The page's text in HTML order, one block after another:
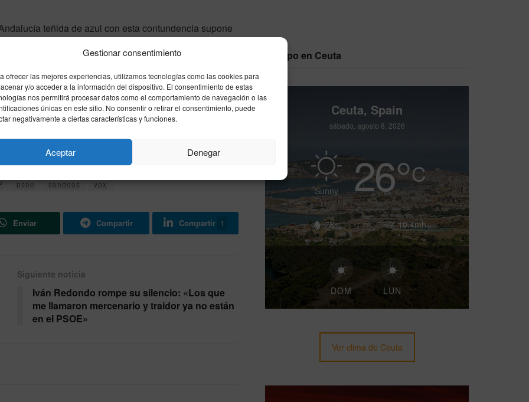
Gestionar consentimiento
ofrecer las mejores experiencias, utilizamos tecnologías como las cookies para
y/o acceder a la información del dispositivo. El consentimiento de estas
nos permitirá procesar datos como el comportamiento de navegación o las
únicas en este sitio. No consentir o retirar el consentimiento, puede
negativamente a ciertas características y funciones.
Aceptar Denegar
teñida de azul con esta contundencia supone
Feijóo y una señal de alarma para el Palacio de
poblada de España —y con más escaños en el
Sánchez de cara a futuras citas electorales.
la maquinaria del PP andaluz funciona a pleno
mayoría absoluta que les otorgue manos libres
de la derecha más radical ni de la oposición de
psoe sondeos vox
Enviar Compartir Compartir 1
Siguiente noticia
Iván Redondo rompe su silencio: «Los que
me llamaron mercenario y traidor ya no están
en el PSOE»
Tiempo en Ceuta
Ceuta, Spain
sábado, agosto 8, 2026
Sunny 26°C
78% 10.4mh
DOM LUN
Ver clima de Ceuta